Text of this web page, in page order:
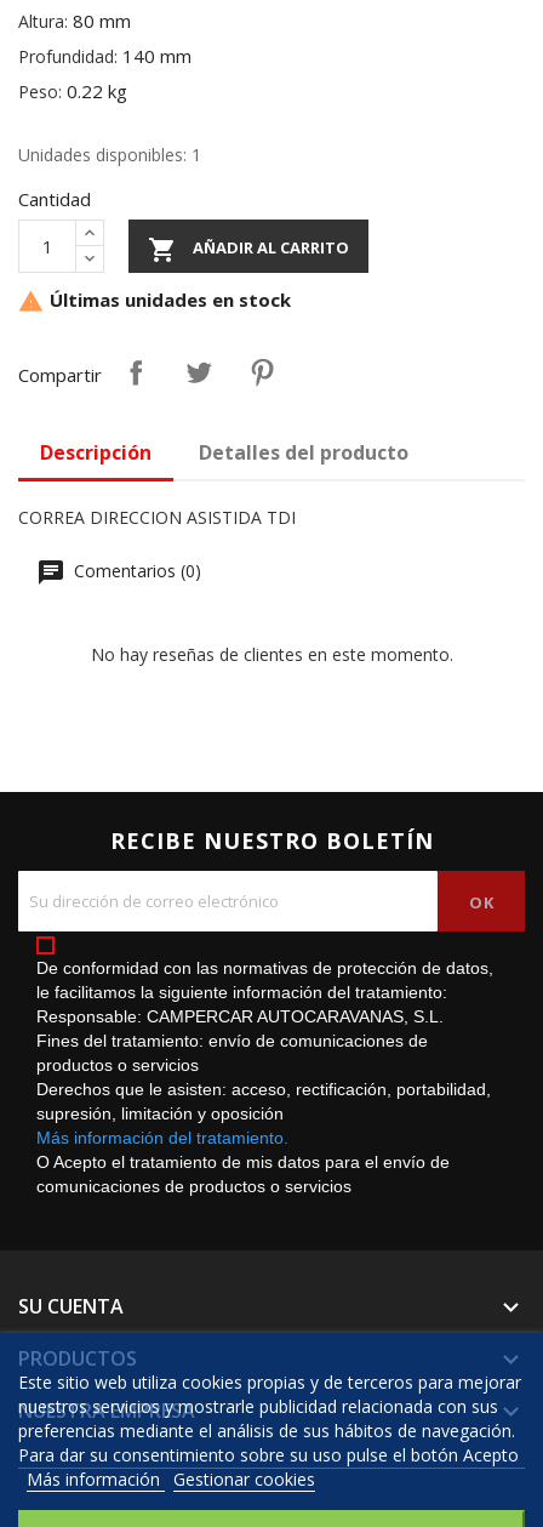
Altura: 80 mm
Profundidad: 140 mm
Peso: 0.22 kg
Unidades disponibles: 1
Cantidad
 AÑADIR AL CARRITO
 Últimas unidades en stock
Compartir
Descripción Detalles del producto
CORREA DIRECCION ASISTIDA TDI
Comentarios (0)
No hay reseñas de clientes en este momento.
RECIBE NUESTRO BOLETÍN
De conformidad con las normativas de protección de datos,
le facilitamos la siguiente información del tratamiento:
Responsable: CAMPERCAR AUTOCARAVANAS, S.L.
Fines del tratamiento: envío de comunicaciones de
productos o servicios
Derechos que le asisten: acceso, rectificación, portabilidad,
supresión, limitación y oposición
Más información del tratamiento.
O Acepto el tratamiento de mis datos para el envío de
comunicaciones de productos o servicios
SU CUENTA 
PRODUCTOS 
NUESTRA EMPRESA 
Este sitio web utiliza cookies propias y de terceros para mejorar
nuestros servicios y mostrarle publicidad relacionada con sus
preferencias mediante el análisis de sus hábitos de navegación.
Para dar su consentimiento sobre su uso pulse el botón Acepto
Más información
Gestionar cookies
© 2026 - Software Ecommerce desarrollado por Prestashop™